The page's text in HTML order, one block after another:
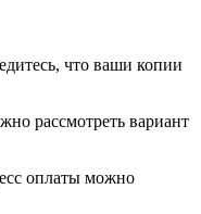
что ваши копии
рассмотреть вариант
оплаты можно